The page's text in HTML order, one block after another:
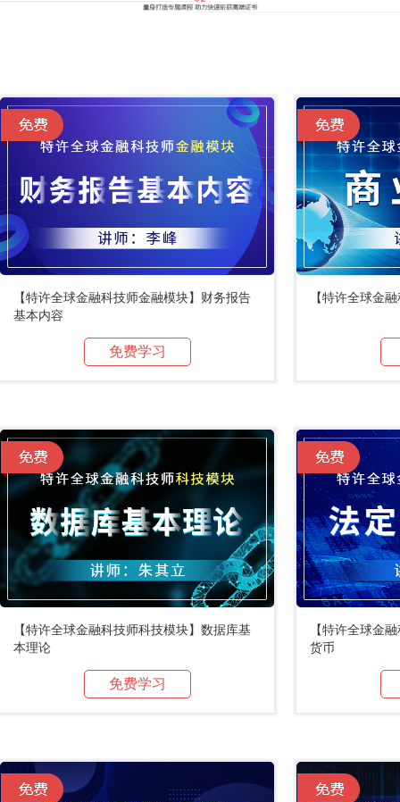
【特许全球金融科技师金融模块】财务报告
基本内容
免费学习
【特许全球金
【特许全球金融科技师科技模块】数据库基
本理论
免费学习
【特许全球金
货币